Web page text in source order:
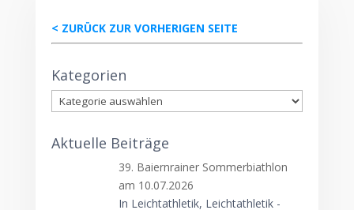
< ZURÜCK ZUR VORHERIGEN SEITE
Kategorien
Kategorien
Aktuelle Beiträge
39. Baiernrainer Sommerbiathlon
am 10.07.2026
In Leichtathletik, Leichtathletik -